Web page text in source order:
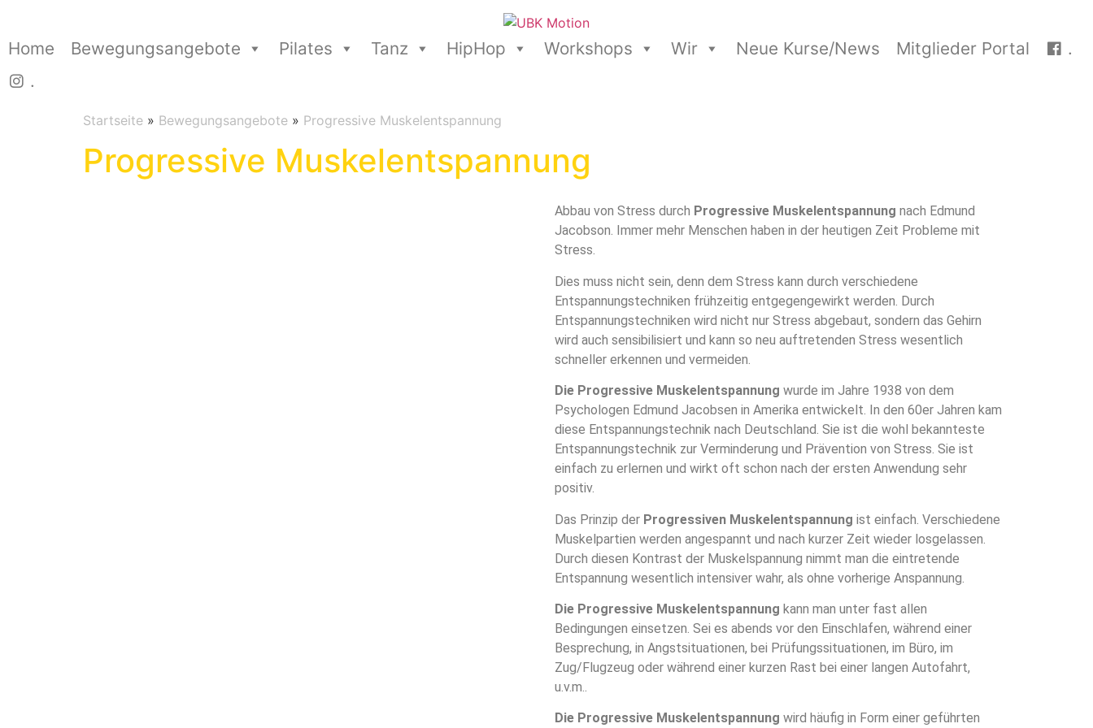
Home Bewegungsangebote Pilates Tanz HipHop Workshops Wir Neue Kurse/News Mitglieder Portal
.
.
Startseite » Bewegungsangebote » Progressive Muskelentspannung
Progressive Muskelentspannung
Abbau von Stress durch Progressive Muskelentspannung nach Edmund
Jacobson. Immer mehr Menschen haben in der heutigen Zeit Probleme mit
Stress.
Dies muss nicht sein, denn dem Stress kann durch verschiedene
Entspannungstechniken frühzeitig entgegengewirkt werden. Durch
Entspannungstechniken wird nicht nur Stress abgebaut, sondern das Gehirn
wird auch sensibilisiert und kann so neu auftretenden Stress wesentlich
schneller erkennen und vermeiden.
Die Progressive Muskelentspannung wurde im Jahre 1938 von dem
Psychologen Edmund Jacobsen in Amerika entwickelt. In den 60er Jahren kam
diese Entspannungstechnik nach Deutschland. Sie ist die wohl bekannteste
Entspannungstechnik zur Verminderung und Prävention von Stress. Sie ist
einfach zu erlernen und wirkt oft schon nach der ersten Anwendung sehr
positiv.
Das Prinzip der Progressiven Muskelentspannung ist einfach. Verschiedene
Muskelpartien werden angespannt und nach kurzer Zeit wieder losgelassen.
Durch diesen Kontrast der Muskelspannung nimmt man die eintretende
Entspannung wesentlich intensiver wahr, als ohne vorherige Anspannung.
Die Progressive Muskelentspannung kann man unter fast allen
Bedingungen einsetzen. Sei es abends vor den Einschlafen, während einer
Besprechung, in Angstsituationen, bei Prüfungssituationen, im Büro, im
Zug/Flugzeug oder während einer kurzen Rast bei einer langen Autofahrt,
u.v.m..
Die Progressive Muskelentspannung wird häufig in Form einer geführten